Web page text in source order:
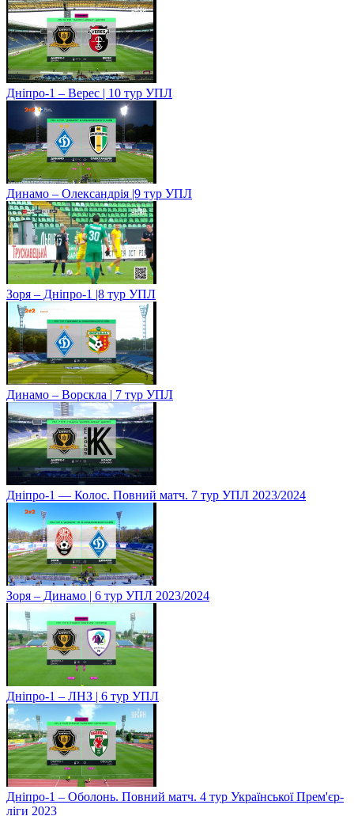
Дніпро-1 – Верес | 10 тур УПЛ
Динамо – Олександрія |9 тур УПЛ
Зоря – Дніпро-1 |8 тур УПЛ
Динамо – Ворскла | 7 тур УПЛ
Дніпро-1 — Колос. Повний матч. 7 тур УПЛ 2023/2024
Зоря – Динамо | 6 тур УПЛ 2023/2024
Дніпро-1 – ЛНЗ | 6 тур УПЛ
Дніпро-1 – Оболонь. Повний матч. 4 тур Української Прем'єр-
ліги 2023